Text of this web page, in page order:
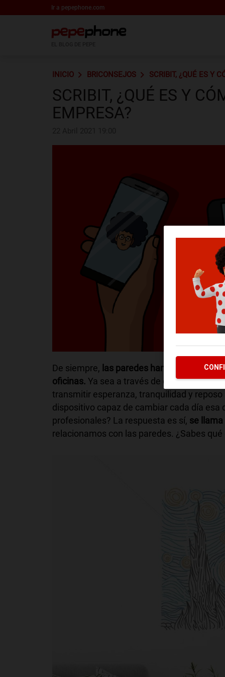
Ir a pepephone.com
INICIO BRICONSEJOS SCRIBIT, ¿QUÉ ES Y
SCRIBIT, ¿QUÉ ES Y
EMPRESA?
De siempre, las paredes han sido el lugar
oficinas. Ya sea a través de cuadros, de
transmitir esperanza, tranquilidad y
dispositivo capaz de cambiar cada día
profesionales? La respuesta es sí, se
relacionamos con las paredes. ¿Sabes